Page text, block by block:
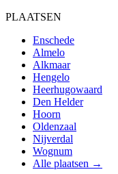
PLAATSEN
Enschede
Almelo
Alkmaar
Hengelo
Heerhugowaard
Den Helder
Hoorn
Oldenzaal
Nijverdal
Wognum
Alle plaatsen →